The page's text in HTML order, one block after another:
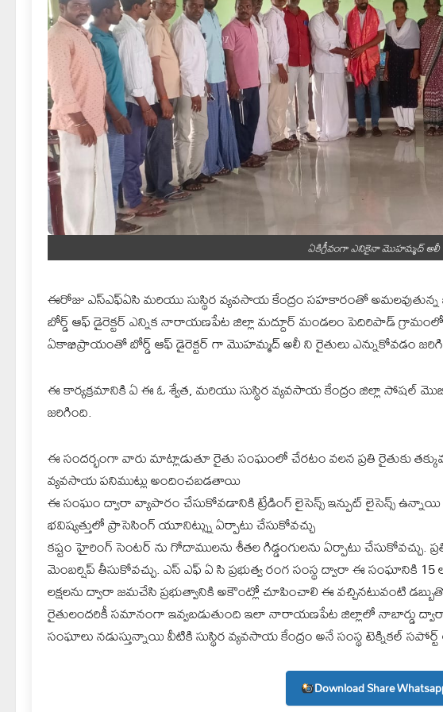
ఏకిగ్రీవంగా ఎనికైనా మొహమ్మద్ అలీ
ఈరోజు ఎస్ఎఫ్ఏసి మరియు సుస్థిర వ్యవసాయ కేంద్రం సహకారంతో అమలవుతున్న
బోర్డ్ ఆఫ్ డైరెక్టర్ ఎన్నిక నారాయణపేట జిల్లా మద్దూర్ మండలం పెదిరిపాడ్ గ్రామంలో
ఏకాభిప్రాయంతో బోర్డ్ ఆఫ్ డైరెక్టర్ గా మొహమ్మద్ అలీ ని రైతులు ఎన్నుకోవడం
ఈ కార్యక్రమానికి ఏ ఈ ఓ శ్వేత, మరియు సుస్థిర వ్యవసాయ కేంద్రం జిల్లా సోషల్
జరిగింది.
ఈ సందర్భంగా వారు మాట్లాడుతూ రైతు సంఘంలో చేరటం వలన ప్రతి రైతుకు తక్కువ
వ్యవసాయ పనిముట్లు అందించబడతాయి
ఈ సంఘం ద్వారా వ్యాపారం చేసుకోవడానికి ట్రేడింగ్ లైసెన్స్ ఇన్పుట్ లైసెన్స్ ఉన్నాయి
భవిష్యత్తులో ప్రాసెసింగ్ యూనిట్స్ను ఏర్పాటు చేసుకోవచ్చు
కష్టం హైరింగ్ సెంటర్ ను గోదాములను శీతల గిడ్డంగులను ఏర్పాటు
మెంబర్షిప్ తీసుకోవచ్చు. ఎస్ ఎఫ్ ఏ సి ప్రభుత్వ రంగ సంస్థ ద్వారా ఈ సంఘానికి 15
లక్షలను ద్వారా జమచేసి ప్రభుత్వానికి అకౌంట్లో చూపించాలి ఈ వచ్చినటువంటి
రైతులందరికీ సమానంగా ఇవ్వబడుతుంది ఇలా నారాయణపేట జిల్లాలో నాబార్డు
సంఘాలు నడుస్తున్నాయి వీటికి సుస్థిర వ్యవసాయ కేంద్రం అనే సంస్థ టెక్నికల్ సపోర్ట్
Download Share